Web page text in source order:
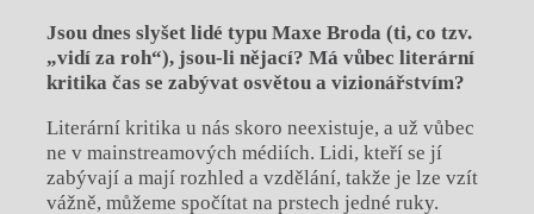
Jsou dnes slyšet lidé typu Maxe Broda (ti, co tzv.
„vidí za roh“), jsou-li nějací? Má vůbec literární
kritika čas se zabývat osvětou a vizionářstvím?
Literární kritika u nás skoro neexistuje, a už vůbec
ne v mainstreamových médiích. Lidi, kteří se jí
zabývají a mají rozhled a vzdělání, takže je lze vzít
vážně, můžeme spočítat na prstech jedné ruky.